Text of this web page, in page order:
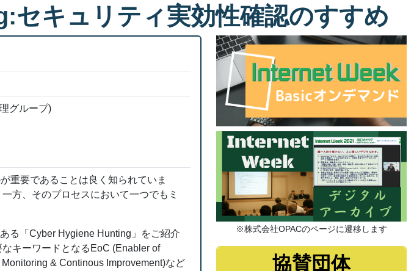
キュリティ実効性確認のすすめ
グループ)
重要であることは良く知られていま
方、そのプロセスにおいて一つでもミ
る「Cyber Hygiene Hunting」をご紹介
キーワードとなるEoC (Enabler of
& Continous Improvement)など
※株式会社OPACのページに遷移します
協賛団体